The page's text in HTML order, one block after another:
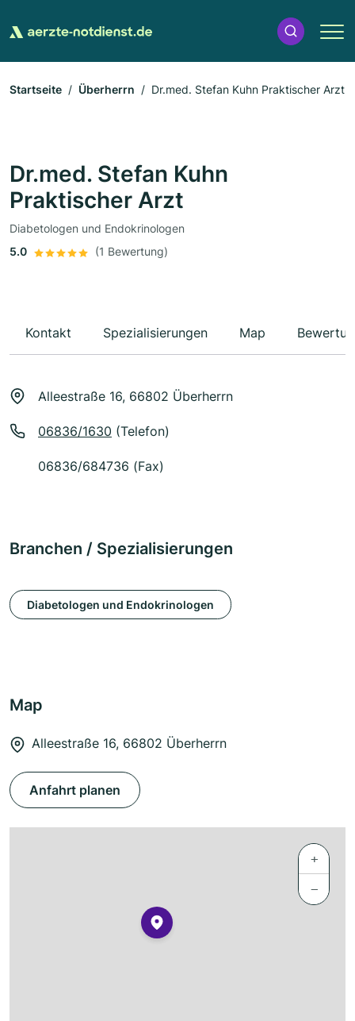
Startseite Überherrn Dr.med. Stefan Kuhn Praktischer Arzt
Dr.med. Stefan Kuhn
Praktischer Arzt
Diabetologen und Endokrinologen
5.0
(1 Bewertung)
Kontakt Spezialisierungen Map
Alleestraße 16, 66802 Überherrn
06836/1630 (Telefon)
06836/684736 (Fax)
Branchen / Spezialisierungen
Diabetologen und Endokrinologen
Map
Alleestraße 16, 66802 Überherrn
Anfahrt planen
+
−